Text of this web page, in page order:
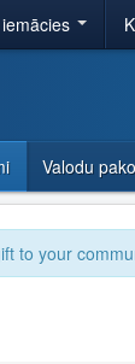
Valodu
to your